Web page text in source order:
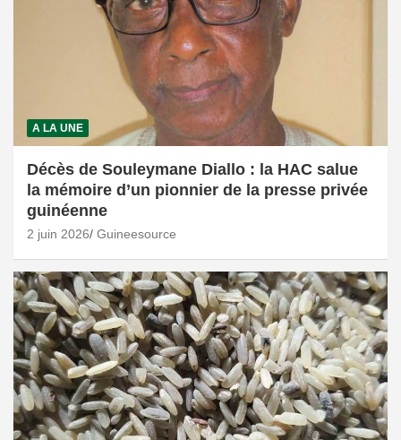
A LA UNE
Décès de Souleymane Diallo : la HAC salue
la mémoire d’un pionnier de la presse privée
guinéenne
2 juin 2026 Guineesource